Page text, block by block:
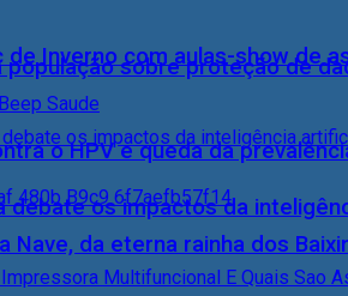
população sobre proteção de
debate os impactos da
de Inverno com aulas-show de
o HPV e queda da
Nave, da eterna rainha dos